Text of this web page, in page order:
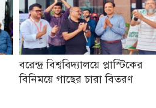
বরেন্দ্র বিশ্ববিদ্যালয়ে প্লাস্টিকের
বিনিময়ে গাছের চারা বিতরণ